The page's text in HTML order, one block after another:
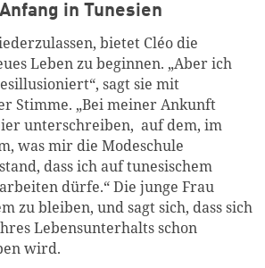
in Tunesien
bietet Cléo die
Leben zu beginnen. „Aber ich
sagt sie mit
Stimme. „Bei meiner Ankunft
unterschreiben, auf dem, im
was mir die Modeschule
dass ich auf tunesischem
dürfe.“ Die junge Frau
zu bleiben, und sagt sich, dass sich
Lebensunterhalts schon
wird.